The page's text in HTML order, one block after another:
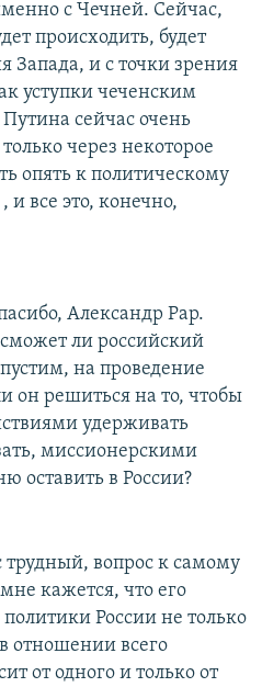
с Чечней. Сейчас,
происходить, будет
Запада, и с точки зрения
уступки чеченским
сейчас очень
через некоторое
опять к политическому
все это, конечно,
Александр Рар.
ли российский
на проведение
он решиться на то, чтобы
удерживать
миссионерскими
оставить в России?
трудный, вопрос к самому
кажется, что его
России не только
отношении всего
от одного и только от